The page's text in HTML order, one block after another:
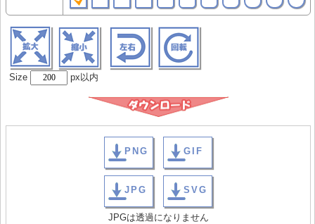
Size px以内
PNG GIF
JPG SVG
JPGは透過になりません